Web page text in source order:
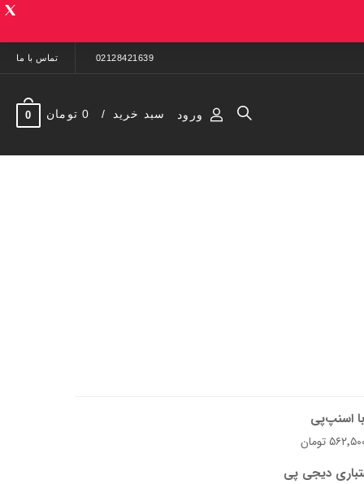
02128421639 تماس با ما
ورود سبد خرید 0 تومان 0
اسنپ‌پی
دیجی پی